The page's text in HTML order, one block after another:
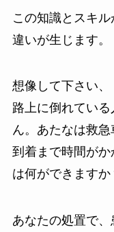
この知識とスキ
違いが生じます。
想像して下さい、
路上に倒れてい
ん。あたなは救急
到着まで時間が
は何ができますか
あなたの処置で